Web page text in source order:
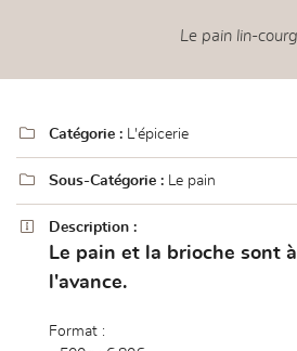
Adresse email de réception
 Code Captcha
Rafraîchir le captcha
l'adresse email indiqué ci-dessus. Vous pouvez vous
Le pain lin-
 Catégorie : L'épicerie
 Sous-Catégorie : Le pain
 Description :
Le pain et la brioche sont
l'avance.
Format :